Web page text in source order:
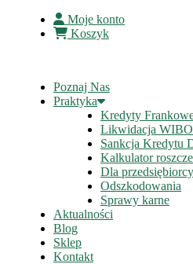
Moje konto
Koszyk
Poznaj Nas
Praktyka
Kredyty
Likwidacja
Sankcja Kredytu
Kalkulator
Dla przedsiębiorcy
Odszkodowania
Sprawy karne
Aktualności
Blog
Sklep
Kontakt